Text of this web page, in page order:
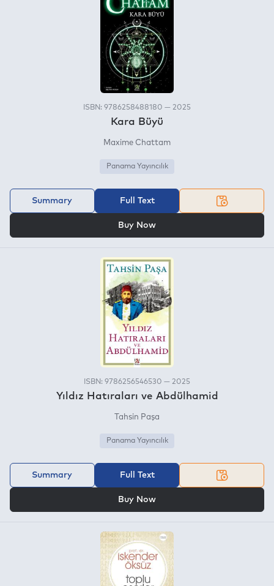
ISBN: 9786258488180 — 2025
Kara Büyü
Maxime Chattam
Panama Yayıncılık
Summary Full Text
Buy Now
ISBN: 9786256546530 — 2025
Yıldız Hatıraları ve Abdülhamid
Tahsin Paşa
Panama Yayıncılık
Summary Full Text
Buy Now